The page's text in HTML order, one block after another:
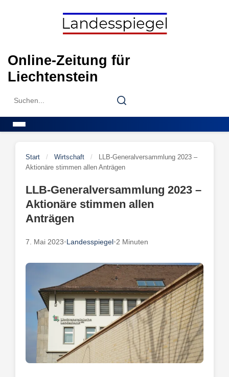
Online-Zeitung für
Liechtenstein
Search
Search
Start / Wirtschaft /
LLB-Generalversammlung 2023 –
Aktionäre stimmen allen Anträgen
LLB-Generalversammlung 2023 –
Aktionäre stimmen allen
Anträgen
7. Mai 2023•Landesspiegel•2 Minuten